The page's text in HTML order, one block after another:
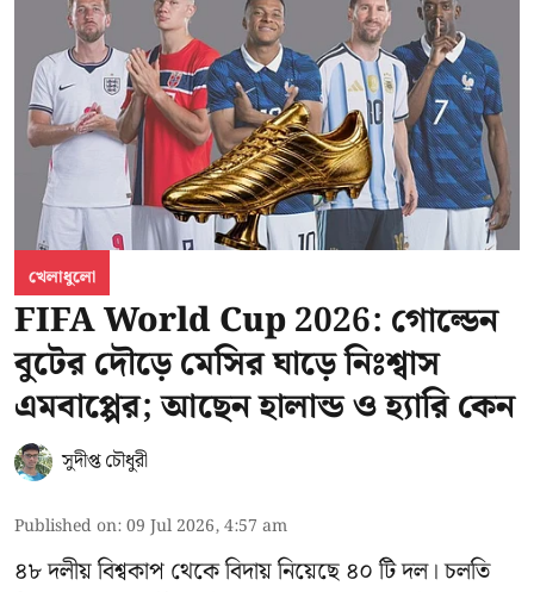
খেলাধুলো
FIFA World Cup 2026: গোল্ডেন
বুটের দৌড়ে মেসির ঘাড়ে নিঃশ্বাস
এমবাপ্পের; আছেন হালান্ড ও হ্যারি কেন
সুদীপ্ত চৌধুরী
Published on:09 Jul 2026, 4:57 am
৪৮ দলীয় বিশ্বকাপ থেকে বিদায় নিয়েছে ৪০ টি দল। চলতি